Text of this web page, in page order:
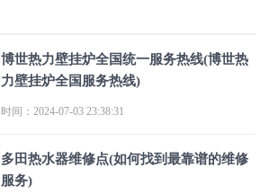
博世热力壁挂炉全国统一服务热线(博世热
力壁挂炉全国服务热线)
时间：2024-07-03 23:38:31
多田热水器维修点(如何找到最靠谱的维修
服务)